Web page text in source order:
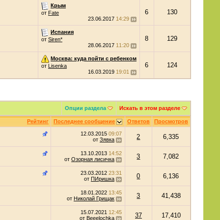
Крым
от Fate
23.06.2017 14:29
6 130
Испания
от Siren*
28.06.2017 11:20
8 129
Москва: куда пойти с ребенком
от Lisenka
16.03.2019 19:01
6 124
Опции раздела Искать в этом разделе
Рейтинг Последнее сообщение Ответов Просмотров
12.03.2015 09:07
от Зявка 2 6,335
13.10.2013 14:52
от Озорная лисичка 3 7,082
23.03.2012 23:31
от ПИришка 0 6,136
18.01.2022 13:45
от Николай Грищак 3 41,438
15.07.2021 12:45
от Beeelochka 37 17,410